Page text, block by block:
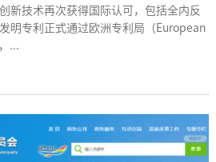
新技术再次获得国际认可，包括全内反
明专利正式通过欧洲专利局（European
...